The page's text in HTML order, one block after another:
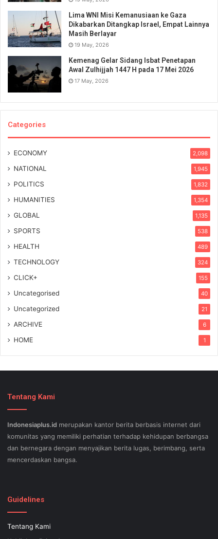
Lima WNI Misi Kemanusiaan ke Gaza
Dikabarkan Ditangkap Israel, Empat Lainnya
Masih Berlayar
19 May, 2026
Kemenag Gelar Sidang Isbat Penetapan
Awal Zulhijjah 1447 H pada 17 Mei 2026
17 May, 2026
Categories
ECONOMY 2,098
NATIONAL 1,945
POLITICS 1,832
HUMANITIES 1,354
GLOBAL 1,135
SPORTS 538
HEALTH 489
TECHNOLOGY 324
CLICK+ 155
Uncategorised 40
Uncategorized 21
ARCHIVE 6
HOME 1
Tentang Kami
Indonesiaplus.id merupakan kantor berita berbasis internet dari
komunitas yang memiliki perhatian terhadap kehidupan berbangsa
dan bernegara dengan menyajikan berita lugas, berimbang, serta
mencerdaskan bangsa.
your small business stand out exam gst from the opposition and
Since the artwork of WEBSITE SEO is always adjusting, it's difficult
Guidelines
Tentang Kami